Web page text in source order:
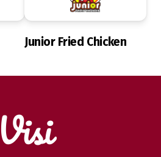
Junior Fried Chicken
Visi